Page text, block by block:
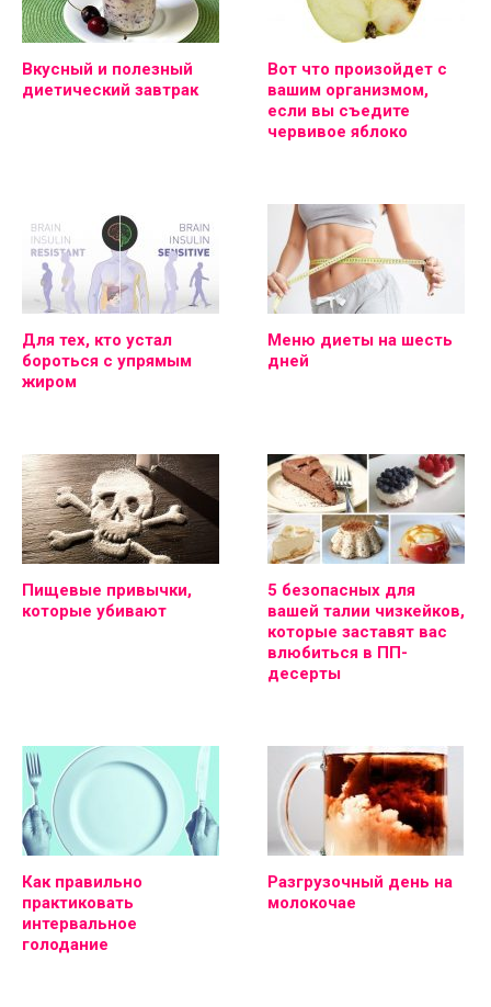
Вкусный и полезный
диетический завтрак
Вот что произойдет с
вашим организмом,
если вы съедите
червивое яблоко
Для тех, кто устал
бороться с упрямым
жиром
Меню диеты на шесть
дней
Пищевые привычки,
которые убивают
5 безопасных для
вашей талии чизкейков,
которые заставят вас
влюбиться в ПП-
десерты
Как правильно
практиковать
интервальное
голодание
Разгрузочный день на
молокочае